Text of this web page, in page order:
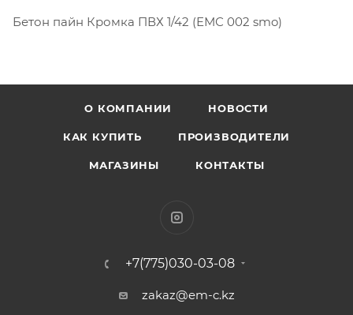
Бетон пайн Кромка ПВХ 1/42 (ЕМС 002 smo)
О КОМПАНИИ НОВОСТИ
КАК КУПИТЬ ПРОИЗВОДИТЕЛИ
МАГАЗИНЫ КОНТАКТЫ
+7(775)030-03-08
zakaz@em-c.kz